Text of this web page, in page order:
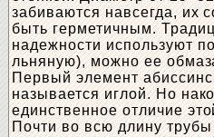
забиваются навсегда, их
быть герметичным.
надежности используют
льняную), можно ее
Первый элемент
называется иглой. Но
единственное отличие
Почти во всю длину